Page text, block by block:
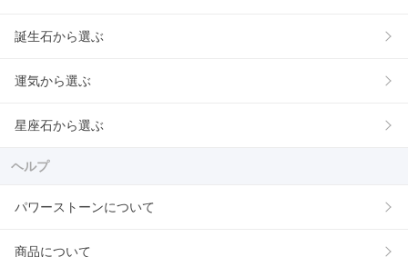
誕生石から選ぶ
運気から選ぶ
星座石から選ぶ
ヘルプ
パワーストーンについて
商品について